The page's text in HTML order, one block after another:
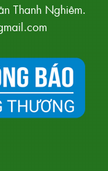
Thanh Nghiêm.